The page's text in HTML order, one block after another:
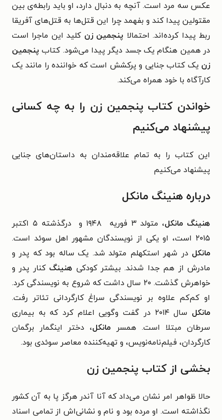
عکس سه مرد است. آنچه به دنبال دارد، او باید رابطه‌ی بین
مقتولین پیدا کند و بفهمد چرا این قتل‌ها به قتل‌های آفریقا
ربط پیدا کرده‌اند. احتمالا پنجمین زن کلید این ماجرا است
در همین هنگام یک جسد دیگر پیدا می‌شود. کتاب پنجمین
زن یک کتاب جنایی و پرکشش است که خواننده را مانند یک
کارآگاه با خود همراه می‌کند.
خواندن کتاب پنجمین زن را به چه کسانی
پیشنهاد می‌کنیم
این کتاب را به تمام علاقه‌مندان به داستان‌های جنایی
پیشنهاد می‌کنیم
درباره هنینگ مانکل
هنینگ مانکل
، متولد ۳ فوریه ۱۹۴۸ و درگذشته ۵ اکتبر
۲۰۱۵ است، او یکی از نویسندگان مشهور اهل سوئد است.
مانکلدر شهر استکهلم متولد شد. یک ساله بود که پدر و
مادرش از هم جدا شدند. بیشتر کودکی هنینگکنار پدر و
خواهرش گذشت. ۲۰ سال داشت که شروع به نویسندگی کرد.
او کم‌کم علاوه بر نویسندگی سراغ کارگردانی تئاتر رفت.
مانکل
سال ۲۰۱۴ در گفت وگویی اعلام کرد که به بیماری
سرطان مبتلا است. همسر مانکل، دختر اینگمار برگمان
کارگردان، فیلم‌نامه‌نویس، و تهیه‌کننده معاصر سوئدی بود.
بخشی از کتاب پنجمین زن
حالا ظواهر امر نشان می‌داد که آنا آندر هرگز پا به آن کشور
نگذاشته است. او مرده بود و نام و نشانی‌اش از تمامی اسناد